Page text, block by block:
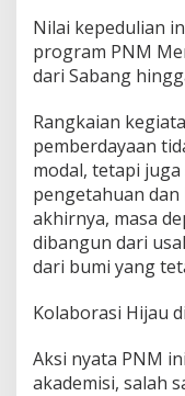
​Nilai kepedulian
program PNM
dari Sabang
Rangkaian
pemberdayaan
modal, tetapi
pengetahuan dan
akhirnya, masa
dibangun dari
dari bumi yang
​Kolaborasi Hijau
​Aksi nyata PNM
akademisi, salah